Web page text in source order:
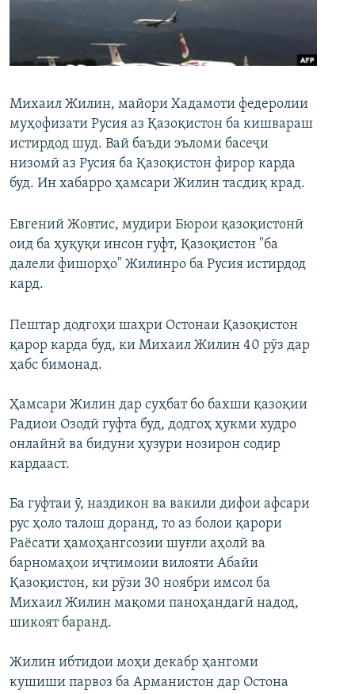
Ҳамаи сомонаҳои RFE/RL
Михаил Жилин, майори Хадамоти федеролии
муҳофизати Русия аз Қазоқистон ба кишвараш
истирдод шуд. Вай баъди эъломи басеҷи
низомӣ аз Русия ба Қазоқистон фирор карда
буд. Ин хабарро ҳамсари Жилин тасдиқ крад.
Евгений Жовтис, мудири Бюрои қазоқистонӣ
оид ба ҳуқуқи инсон гуфт, Қазоқистон "ба
далели фишорҳо" Жилинро ба Русия истирдод
кард.
Пештар додгоҳи шаҳри Остонаи Қазоқистон
қарор карда буд, ки Михаил Жилин 40 рӯз дар
ҳабс бимонад.
Ҳамсари Жилин дар суҳбат бо бахши қазоқии
Радиои Озодӣ гуфта буд, додгоҳ ҳукми худро
онлайнӣ ва бидуни ҳузури нозирон содир
кардааст.
Ба гуфтаи ӯ, наздикон ва вакили дифои афсари
рус ҳоло талош доранд, то аз болои қарори
Раёсати ҳамоҳангсозии шуғли аҳолӣ ва
барномаҳои иҷтимоии вилояти Абайи
Қазоқистон, ки рӯзи 30 ноябри имсол ба
Михаил Жилин мақоми паноҳандагӣ надод,
шикоят баранд.
Жилин ибтидои моҳи декабр ҳангоми
кушиши парвоз ба Арманистон дар Остона